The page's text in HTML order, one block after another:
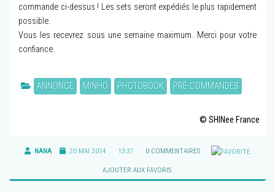
commande ci-dessus ! Les sets seront expédiés le plus rapidement
possible.
Vous les recevrez sous une semaine maximum. Merci pour votre
confiance.
ANNONCE MINHO PHOTOBOOK PRÉ-COMMANDES
© SHINee France
NANA 20 MAI 2014 13:37 0 COMMENTAIRES
AJOUTER AUX FAVORIS